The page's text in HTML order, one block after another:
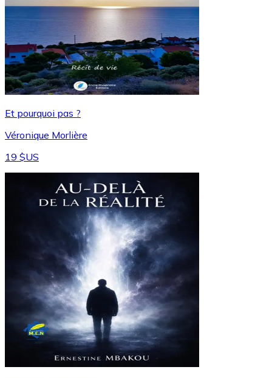
Et pourquoi pas ?
Véronique Morlière
19 $US